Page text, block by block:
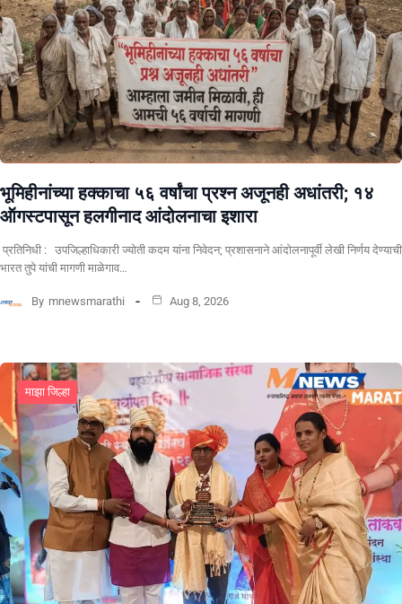
भूमिहीनांच्या हक्काचा ५६ वर्षांचा प्रश्न अजूनही अधांतरी; १४
ऑगस्टपासून हलगीनाद आंदोलनाचा इशारा
प्रतिनिधी : उपजिल्हाधिकारी ज्योती कदम यांना निवेदन; प्रशासनाने आंदोलनापूर्वी लेखी निर्णय देण्याची
भारत तुपे यांची मागणी माळेगाव…
By mnewsmarathi Aug 8, 2026
माझा जिल्हा